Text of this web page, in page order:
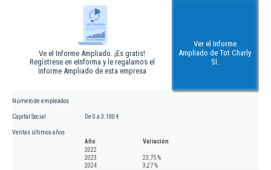
Ve el Informe Ampliado. ¡Es gratis!
Regístrese en eInforma y le regalamos el
Informe Ampliado de esta empresa
Ver el Informe
Ampliado de Tot Charly
Sl.
Número de empleados
Capital Social De 0 a 3.100 €
Ventas últimos años
Año
Variación
2022
2023
23,75 %
2024
3,27 %